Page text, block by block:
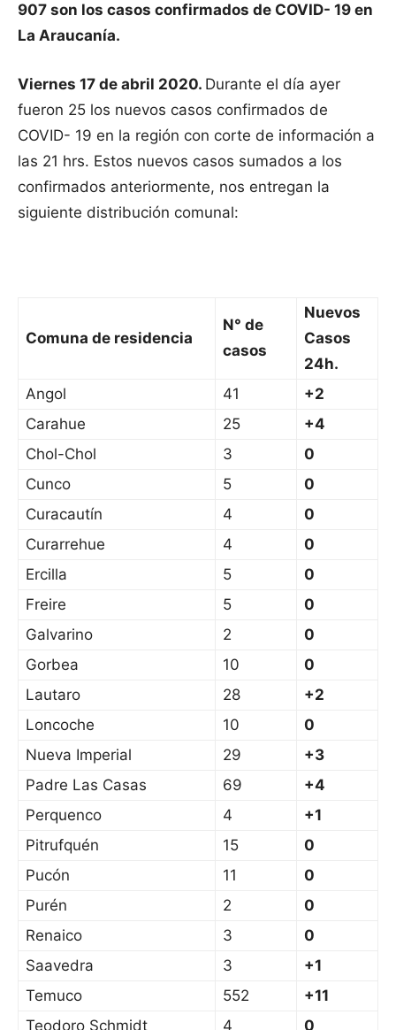
907 son los casos confirmados de COVID- 19 en
La Araucanía.
Viernes 17 de abril 2020. Durante el día ayer
fueron 25 los nuevos casos confirmados de
COVID- 19 en la región con corte de información a
las 21 hrs. Estos nuevos casos sumados a los
confirmados anteriormente, nos entregan la
siguiente distribución comunal:
Comuna de residencia
N° de
casos
Nuevos
Casos
24h.
Angol
41
+2
Carahue
25
+4
Chol-Chol
3
0
Cunco
5
0
Curacautín
4
0
Curarrehue
4
0
Ercilla
5
0
Freire
5
0
Galvarino
2
0
Gorbea
10
0
Lautaro
28
+2
Loncoche
10
0
Nueva Imperial
29
+3
Padre Las Casas
69
+4
Perquenco
4
+1
Pitrufquén
15
0
Pucón
11
0
Purén
2
0
Renaico
3
0
Saavedra
3
+1
Temuco
552
+11
Teodoro Schmidt
4 0